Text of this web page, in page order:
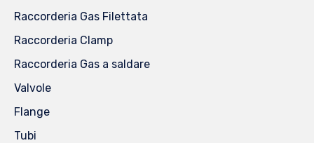
Raccorderia Gas Filettata
Raccorderia Clamp
Raccorderia Gas a saldare
Valvole
Flange
Tubi